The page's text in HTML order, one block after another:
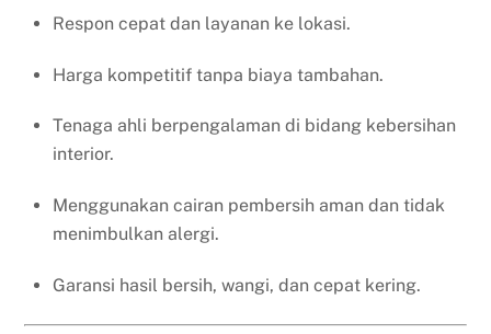
Respon cepat dan layanan ke lokasi.
Harga kompetitif tanpa biaya tambahan.
Tenaga ahli berpengalaman di bidang kebersihan
interior.
Menggunakan cairan pembersih aman dan tidak
menimbulkan alergi.
Garansi hasil bersih, wangi, dan cepat kering.